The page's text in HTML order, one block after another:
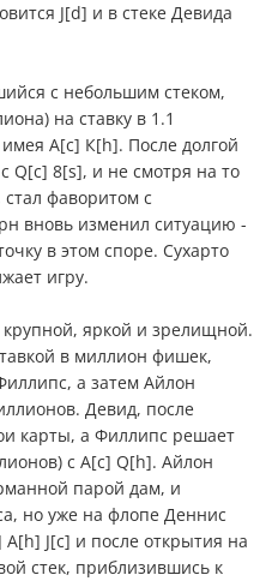
J[d] и в стеке Девида
с небольшим стеком,
на ставку в 1.1
А[c] К[h]. После долгой
Q[c] 8[s], и не смотря на то
фаворитом с
вновь изменил ситуацию -
в этом споре. Сухарто
игру.
крупной, яркой и зрелищной.
в миллион фишек,
а затем Айлон
Девид, после
карты, а Филлипс решает
с А[c] Q[h]. Айлон
парой дам, и
но уже на флопе Деннис
J[c] и после открытия на
стек, приблизившись к